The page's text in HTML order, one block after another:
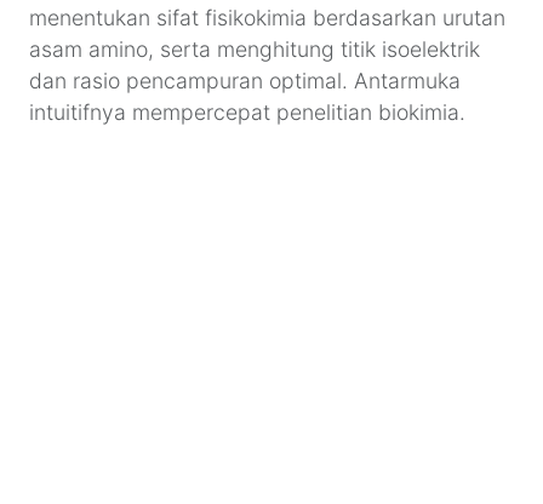
menentukan sifat fisikokimia berdasarkan urutan
asam amino, serta menghitung titik isoelektrik
dan rasio pencampuran optimal. Antarmuka
intuitifnya mempercepat penelitian biokimia.